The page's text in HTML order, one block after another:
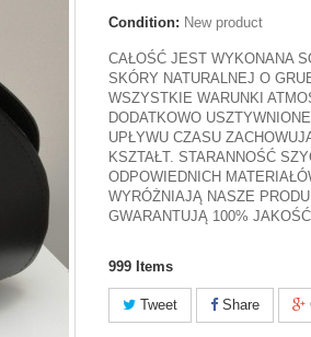
Condition: New product
CAŁOŚĆ JEST WYKONANA
SKÓRY NATURALNEJ O
WSZYSTKIE WARUNKI
DODATKOWO
UPŁYWU CZASU
KSZTAŁT. STARANNOŚĆ
ODPOWIEDNICH
WYRÓŻNIAJĄ NASZE
GWARANTUJĄ 100%
999 Items
Tweet Share